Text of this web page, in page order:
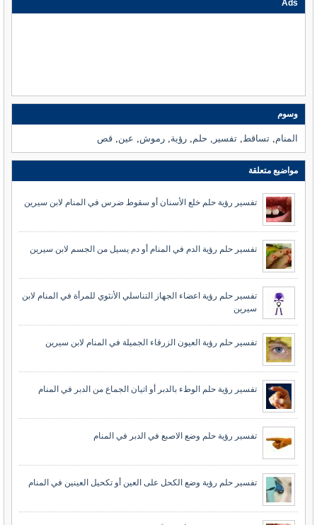
Ads
وسوم
المنام ,تساقط ,تفسير حلم ,رؤية ,رموش عين ,قص
مواضيع متعلقة
تفسير رؤية حلم خلع الأسنان أو سقوط ضرس في المنام لابن سيرين
تفسير حلم رؤية الدم في المنام أو دم يسيل من الجسم لابن سيرين
تفسير حلم رؤية اعضاء الجهاز التناسلي الأنثوي للمرأة في المنام لابن
سيرين
تفسير حلم رؤية العيون الزرقاء الجميلة في المنام لابن سيرين
تفسير رؤية حلم الوطء بالدبر أو اتيان الجماع من الدبر في المنام
تفسير رؤية حلم وضع الاصبع في الدبر في المنام
تفسير حلم رؤية وضع الكحل على العين أو تكحيل العينين في المنام